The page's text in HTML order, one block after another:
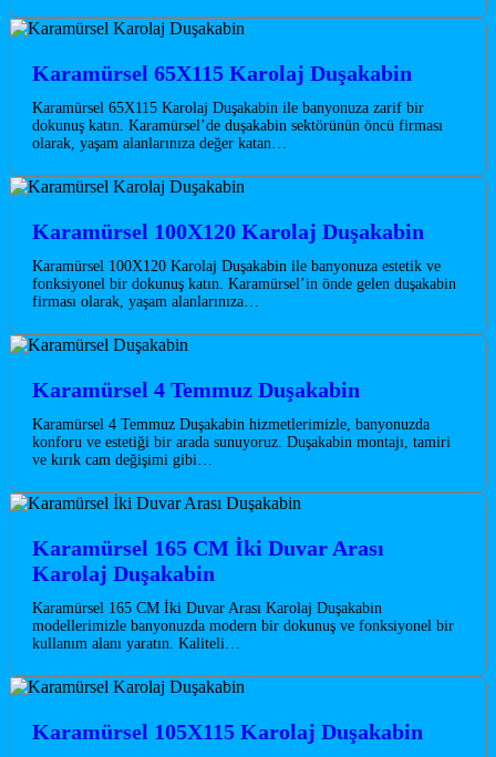
Karamürsel 65X115 Karolaj Duşakabin
Karamürsel 65X115 Karolaj Duşakabin ile banyonuza zarif bir
dokunuş katın. Karamürsel’de duşakabin sektörünün öncü firması
olarak, yaşam alanlarınıza değer katan…
Karamürsel 100X120 Karolaj Duşakabin
Karamürsel 100X120 Karolaj Duşakabin ile banyonuza estetik ve
fonksiyonel bir dokunuş katın. Karamürsel’in önde gelen duşakabin
firması olarak, yaşam alanlarınıza…
Karamürsel 4 Temmuz Duşakabin
Karamürsel 4 Temmuz Duşakabin hizmetlerimizle, banyonuzda
konforu ve estetiği bir arada sunuyoruz. Duşakabin montajı, tamiri
ve kırık cam değişimi gibi…
Karamürsel 165 CM İki Duvar Arası
Karolaj Duşakabin
Karamürsel 165 CM İki Duvar Arası Karolaj Duşakabin
modellerimizle banyonuzda modern bir dokunuş ve fonksiyonel bir
kullanım alanı yaratın. Kaliteli…
Karamürsel 105X115 Karolaj Duşakabin